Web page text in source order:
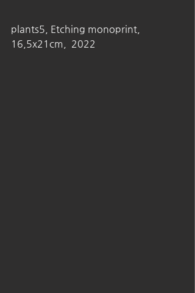
plants5, Etching monoprint,
16,5x21cm,  2022